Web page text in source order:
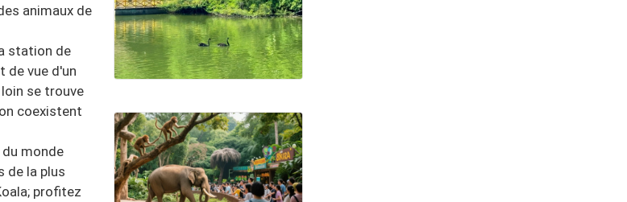
animaux de
station de
de vue d'un
se trouve
coexistent
monde
de la plus
profitez